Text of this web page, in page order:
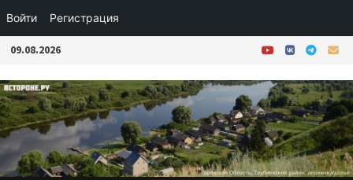
Войти Регистрация
Перейти
содержимому
09.08.2026